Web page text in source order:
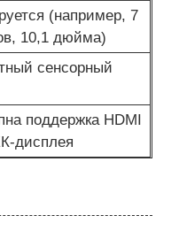
(например, 7
10,1 дюйма)
сенсорный
поддержка HDMI
дисплея